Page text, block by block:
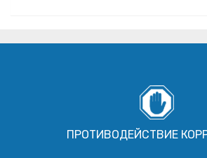
ПРОТИВОДЕЙСТВИЕ